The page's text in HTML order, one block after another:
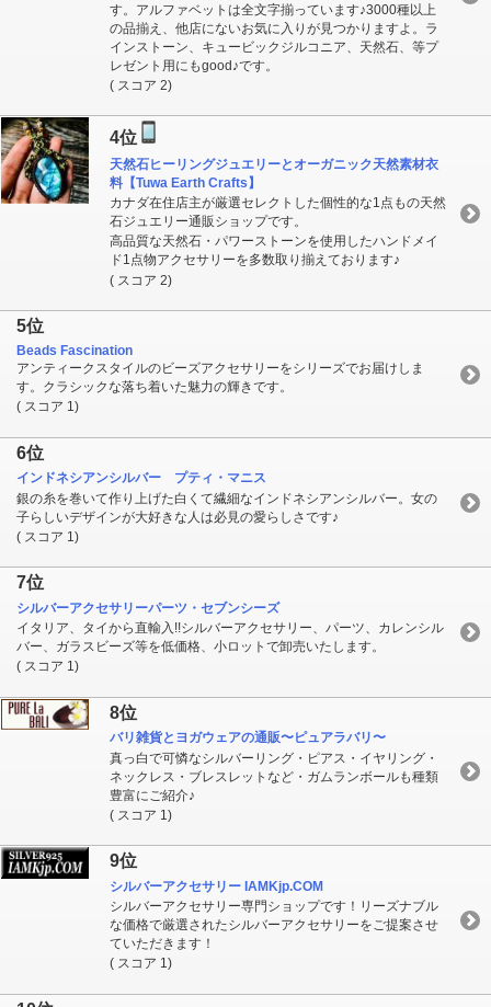
す。アルファベットは全文字揃っています♪3000種以上
の品揃え、他店にないお気に入りが見つかりますよ。ラ
インストーン、キュービックジルコニア、天然石、等プ
レゼント用にもgood♪です。
( スコア 2)
4位
天然石ヒーリングジュエリーとオーガニック天然素材衣
料【Tuwa Earth Crafts】
カナダ在住店主が厳選セレクトした個性的な1点もの天然
石ジュエリー通販ショップです。
高品質な天然石・パワーストーンを使用したハンドメイ
ド1点物アクセサリーを多数取り揃えております♪
( スコア 2)
5位
Beads Fascination
アンティークスタイルのビーズアクセサリーをシリーズでお届けしま
す。クラシックな落ち着いた魅力の輝きです。
( スコア 1)
6位
インドネシアンシルバー プティ・マニス
銀の糸を巻いて作り上げた白くて繊細なインドネシアンシルバー。女の
子らしいデザインが大好きな人は必見の愛らしさです♪
( スコア 1)
7位
シルバーアクセサリーパーツ・セブンシーズ
イタリア、タイから直輸入!!シルバーアクセサリー、パーツ、カレンシル
バー、ガラスビーズ等を低価格、小ロットで卸売いたします。
( スコア 1)
8位
バリ雑貨とヨガウェアの通販〜ピュアラバリ〜
真っ白で可憐なシルバーリング・ピアス・イヤリング・
ネックレス・ブレスレットなど・ガムランボールも種類
豊富にご紹介♪
( スコア 1)
9位
シルバーアクセサリー IAMKjp.COM
シルバーアクセサリー専門ショップです！リーズナブル
な価格で厳選されたシルバーアクセサリーをご提案させ
ていただきます！
( スコア 1)